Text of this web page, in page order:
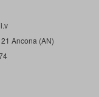
Ancona (AN)